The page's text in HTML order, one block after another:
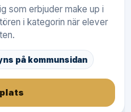
som erbjuder make up i
i kategorin när elever
på kommunsidan